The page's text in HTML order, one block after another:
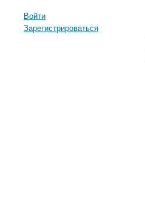
Войти
Зарегистрироваться